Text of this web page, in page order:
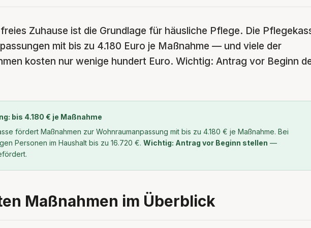
Zuhause ist die Grundlage für häusliche Pflege. Die
mit bis zu 4.180 Euro je Maßnahme — und viele der
kosten nur wenige hundert Euro. Wichtig: Antrag vor Beginn
bis 4.180 € je Maßnahme
fördert Maßnahmen zur Wohnraumanpassung mit bis zu 4.180 € je Maßnahme. Bei
Personen im Haushalt bis zu 16.720 €. Wichtig: Antrag vor Beginn stellen —
Maßnahmen im Überblick